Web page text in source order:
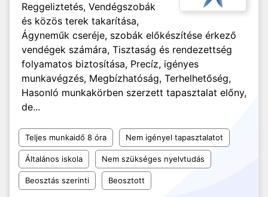
Reggeliztetés, Vendégszobák
és közös terek takarítása,
Ágyneműk cseréje, szobák előkészítése érkező
vendégek számára, Tisztaság és rendezettség
folyamatos biztosítása, Precíz, igényes
munkavégzés, Megbízhatóság, Terhelhetőség,
Hasonló munkakörben szerzett tapasztalat előny,
de...
Teljes munkaidő 8 óra Nem igényel tapasztalatot
Általános iskola Nem szükséges nyelvtudás
Beosztás szerinti Beosztott